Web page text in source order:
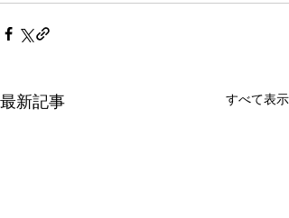
最新記事 すべて表示